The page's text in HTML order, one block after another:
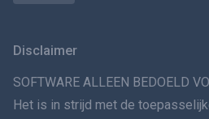
VERSPREIDINGทย
Disclaimer
SOFTWARE ALLEEN BEDOELD
Het is in strijd met de